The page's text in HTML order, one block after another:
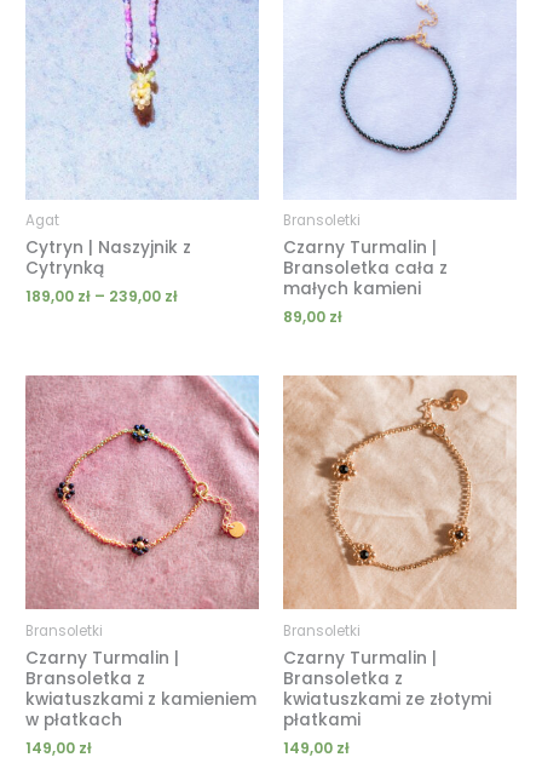
Agat
Cytryn | Naszyjnik z
Cytrynką
189,00 zł – 239,00 zł
od
189,00 zł
239,00 zł
Bransoletki
Czarny Turmalin |
Bransoletka cała z
małych kamieni
89,00 zł
Bransoletki
Czarny Turmalin |
Bransoletka z
kwiatuszkami z kamieniem
w płatkach
149,00 zł
Bransoletki
Czarny Turmalin |
Bransoletka z
kwiatuszkami ze złotymi
płatkami
149,00 zł